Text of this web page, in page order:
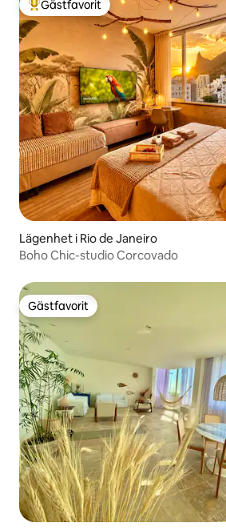
Populär gästfavorit
Gästfavorit
Lägenhet i Rio de Janeiro
Boho Chic-studio Corcovado
Gästfavorit
Gästfavorit